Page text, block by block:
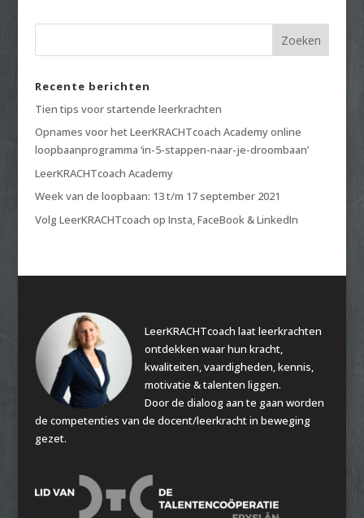
Recente berichten
Tien tips voor startende leerkrachten
Opnames voor het LeerKRACHTcoach Academy online
loopbaanprogramma ‘in-5-stappen-naar-je-droombaan’
LeerKRACHTcoach Academy
Week van de loopbaan: 13 t/m 17 september 2021
Volg LeerKRACHTcoach op Insta, FaceBook & LinkedIn
LeerKRACHTcoach laat leerkrachten
ontdekken waar hun kracht,
kwaliteiten, vaardigheden, kennis,
motivatie & talenten liggen.
Door de dialoog aan te gaan worden
de competenties van de docent/leerkracht in beweging
gezet.